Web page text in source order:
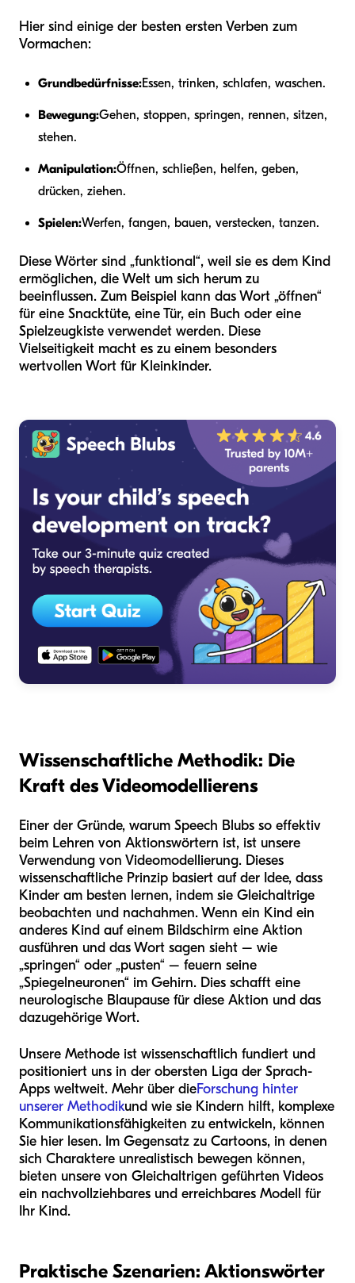
Hier sind einige der besten ersten Verben zum
Vormachen:
Grundbedürfnisse:Essen, trinken, schlafen, waschen.
Bewegung:Gehen, stoppen, springen, rennen, sitzen,
stehen.
Manipulation:Öffnen, schließen, helfen, geben,
drücken, ziehen.
Spielen:Werfen, fangen, bauen, verstecken, tanzen.
Diese Wörter sind „funktional“, weil sie es dem Kind
ermöglichen, die Welt um sich herum zu
beeinflussen. Zum Beispiel kann das Wort „öffnen“
für eine Snacktüte, eine Tür, ein Buch oder eine
Spielzeugkiste verwendet werden. Diese
Vielseitigkeit macht es zu einem besonders
wertvollen Wort für Kleinkinder.
Wissenschaftliche Methodik: Die
Kraft des Videomodellierens
Einer der Gründe, warum Speech Blubs so effektiv
beim Lehren von Aktionswörtern ist, ist unsere
Verwendung von Videomodellierung. Dieses
wissenschaftliche Prinzip basiert auf der Idee, dass
Kinder am besten lernen, indem sie Gleichaltrige
beobachten und nachahmen. Wenn ein Kind ein
anderes Kind auf einem Bildschirm eine Aktion
ausführen und das Wort sagen sieht – wie
„springen“ oder „pusten“ – feuern seine
„Spiegelneuronen“ im Gehirn. Dies schafft eine
neurologische Blaupause für diese Aktion und das
dazugehörige Wort.
Unsere Methode ist wissenschaftlich fundiert und
positioniert uns in der obersten Liga der Sprach-
Apps weltweit. Mehr über dieForschung hinter
unserer Methodikund wie sie Kindern hilft, komplexe
Kommunikationsfähigkeiten zu entwickeln, können
Sie hier lesen. Im Gegensatz zu Cartoons, in denen
sich Charaktere unrealistisch bewegen können,
bieten unsere von Gleichaltrigen geführten Videos
ein nachvollziehbares und erreichbares Modell für
Ihr Kind.
Praktische Szenarien: Aktionswörter